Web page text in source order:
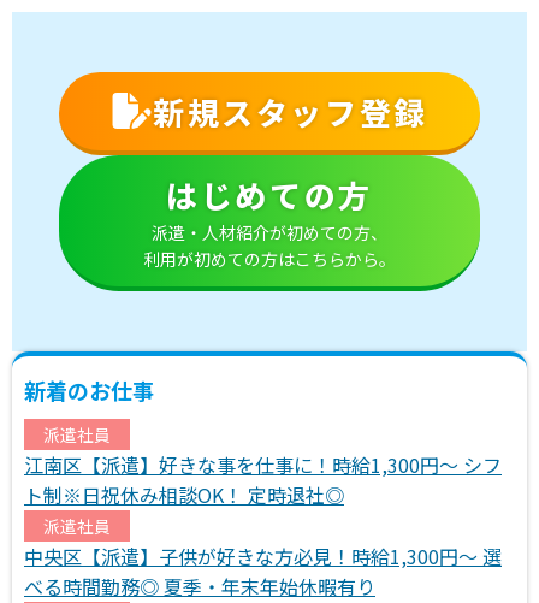
新規スタッフ登録
はじめての方
派遣・人材紹介が初めての方、
利用が初めての方はこちらから。
新着のお仕事
派遣社員
江南区【派遣】好きな事を仕事に！時給1,300円～ シフ
ト制※日祝休み相談OK！ 定時退社◎
派遣社員
中央区【派遣】子供が好きな方必見！時給1,300円～ 選
べる時間勤務◎ 夏季・年末年始休暇有り